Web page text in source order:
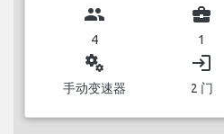
group
4
business_center
1
miscellaneous_services
手动变速器
login
2 门